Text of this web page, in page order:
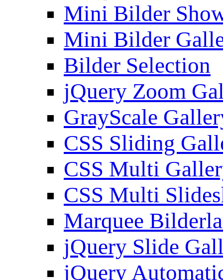
Mini Bilder
Mini Bilder
Bilder Selection
jQuery Zoom
GrayScale
CSS Sliding
CSS Multi
CSS Multi
Marquee
jQuery Slide
jQuery